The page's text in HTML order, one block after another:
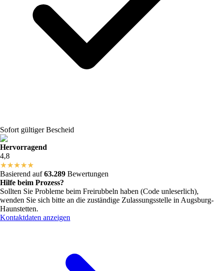
Sofort gültiger Bescheid
Hervorragend
4,8
★★★★★
Basierend auf63.289 Bewertungen
Hilfe beim Prozess?
Sollten Sie Probleme beim Freirubbeln haben (Code unleserlich),
wenden Sie sich bitte an die zuständige Zulassungsstelle in Augsburg-
Haunstetten.
Kontaktdaten anzeigen